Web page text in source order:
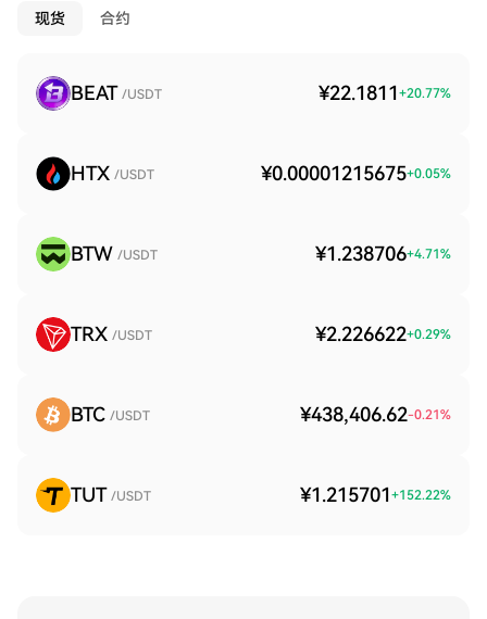
现货 合约
BEAT /USDT ¥22.1811 +20.77%
HTX /USDT ¥0.00001215675+0.05%
BTW /USDT ¥1.238706+4.71%
TRX /USDT ¥2.226622+0.29%
BTC /USDT ¥438,406.62-0.21%
TUT /USDT ¥1.215701 +152.22%